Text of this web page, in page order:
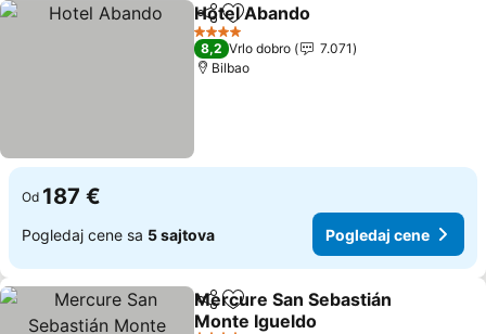
Deli Dodati u favorite
Hotel Abando
4 Zvezdice
8,2 Vrlo dobro
7.071
Bilbao
Od 187 €
Pogledaj cene sa 5 sajtova Pogledaj cene
Deli Dodati u favorite
Mercure San Sebastián
Monte Igueldo